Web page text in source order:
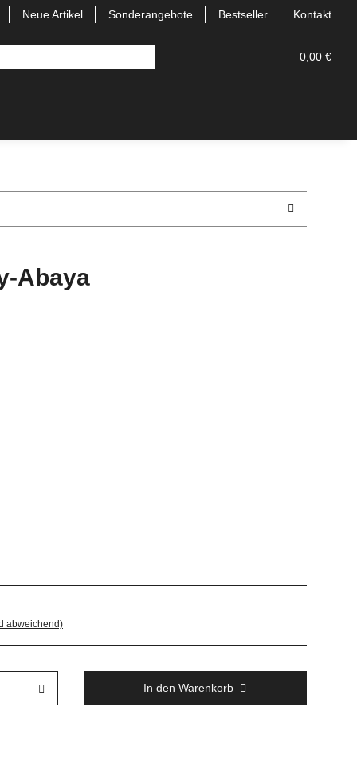
Neue Artikel Sonderangebote Bestseller Kontakt
0,00 €
Abaya
abweichend)
In den Warenkorb